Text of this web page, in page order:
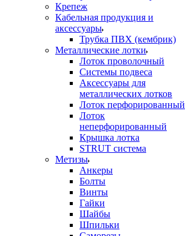
Крепеж
Кабельная продукция и
аксессуары
Трубка ПВХ (кембрик)
Металлические лотки
Лоток проволочный
Системы подвеса
Аксессуары для
металлических лотков
Лоток перфорированный
Лоток
неперфорированный
Крышка лотка
STRUT система
Метизы
Анкеры
Болты
Винты
Гайки
Шайбы
Шпильки